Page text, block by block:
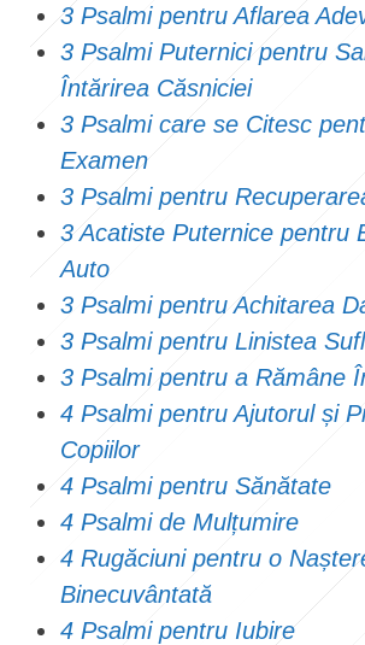
3 Psalmi pentru Aflarea
3 Psalmi Puternici pentru
Întărirea Căsniciei
3 Psalmi care se Citesc
Examen
3 Psalmi pentru
3 Acatiste Puternice pentru
Auto
3 Psalmi pentru Achitarea
3 Psalmi pentru Linistea
3 Psalmi pentru a Rămâne
4 Psalmi pentru Ajutorul și
Copiilor
4 Psalmi pentru Sănătate
4 Psalmi de Mulțumire
4 Rugăciuni pentru o
Binecuvântată
4 Psalmi pentru Iubire